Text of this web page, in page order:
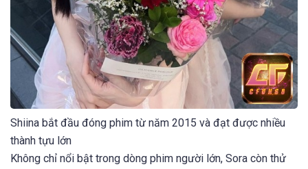
Shiina bắt đầu đóng phim từ năm 2015 và đạt được nhiều
thành tựu lớn
Không chỉ nổi bật trong dòng phim người lớn, Sora còn thử